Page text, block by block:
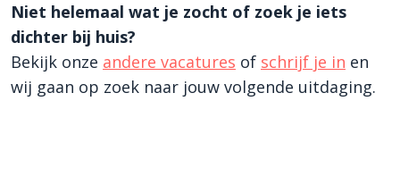
Niet helemaal wat je zocht of zoek je iets
dichter bij huis?
Bekijk onze andere vacatures of schrijf je in en
wij gaan op zoek naar jouw volgende uitdaging.